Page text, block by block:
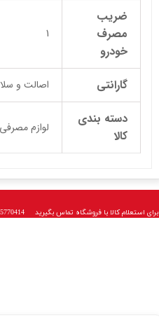
ضریب
مصرف
خودرو
1
گارانتی اصالت و
دسته بندی
کالا
لوازم
استعلام کالا با فروشگاه تماس بگیرید 09025770414